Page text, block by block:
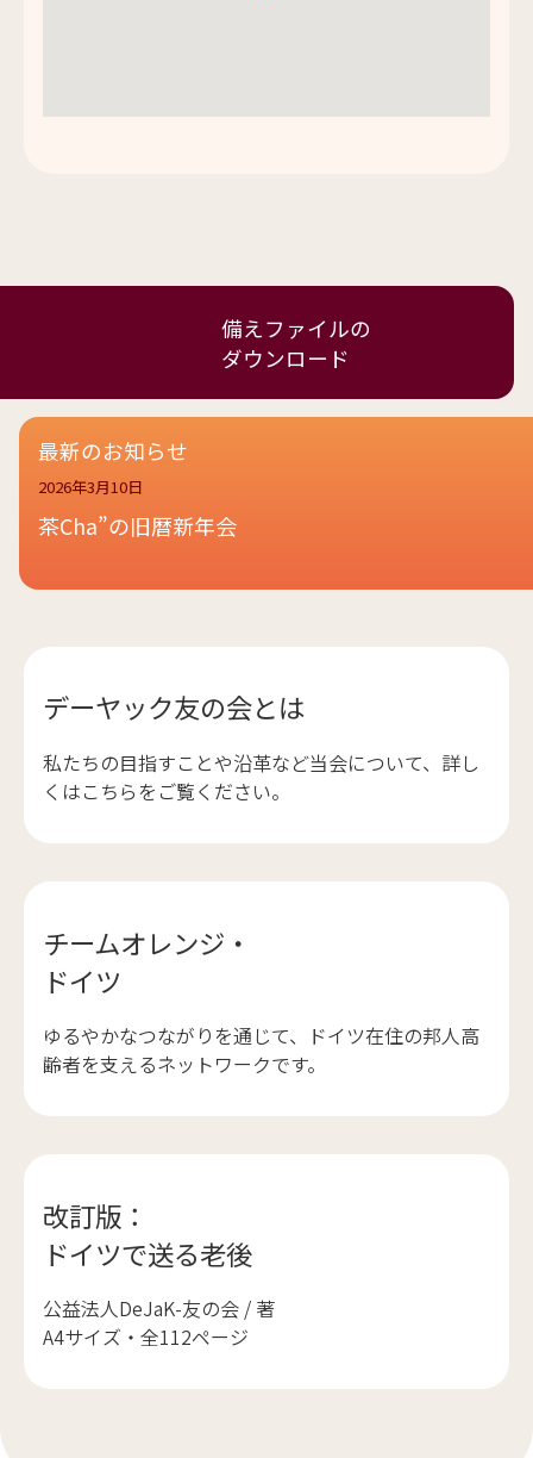
備えファイルの
ダウンロード
最新のお知らせ
2026年3月10日
茶Cha”の旧暦新年会
デーヤック友の会とは
私たちの目指すことや沿革など当会について、詳し
くはこちらをご覧ください。
チームオレンジ・
ドイツ
ゆるやかなつながりを通じて、ドイツ在住の邦人高
齢者を支えるネットワークです。
改訂版：
ドイツで送る老後
公益法人DeJaK-友の会 / 著
A4サイズ・全112ページ